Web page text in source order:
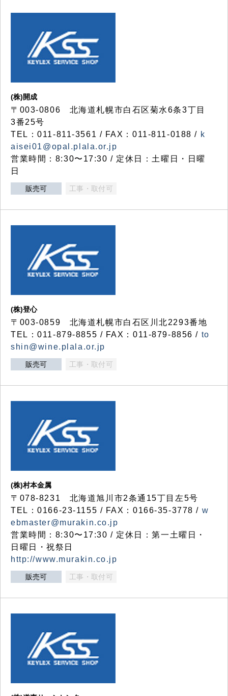
(株)開成
〒003-0806 北海道札幌市白石区菊水6条3丁目
3番25号
TEL：011-811-3561 / FAX：011-811-0188 / k
aisei01@opal.plala.or.jp
営業時間：8:30〜17:30 / 定休日：土曜日・日曜
日
販売可 工事・取付可
(株)登心
〒003-0859 北海道札幌市白石区川北2293番地
TEL：011-879-8855 / FAX：011-879-8856 / to
shin@wine.plala.or.jp
販売可 工事・取付可
(株)村本金属
〒078-8231 北海道旭川市2条通15丁目左5号
TEL：0166-23-1155 / FAX：0166-35-3778 / w
ebmaster@murakin.co.jp
営業時間：8:30〜17:30 / 定休日：第一土曜日・
日曜日・祝祭日
http://www.murakin.co.jp
販売可 工事・取付可